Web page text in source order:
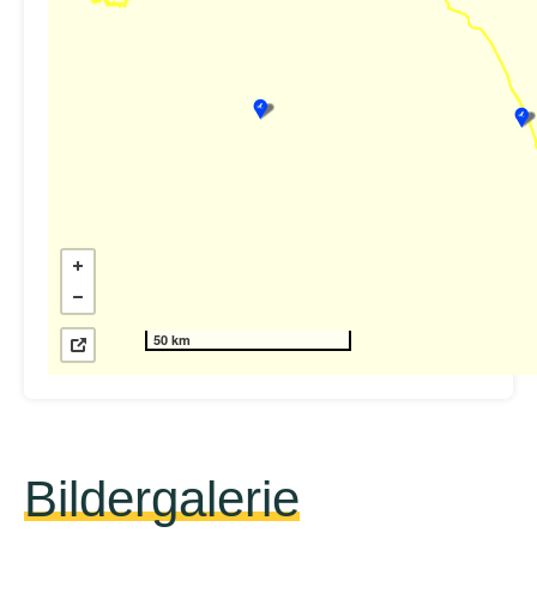
50 km
Bildergalerie